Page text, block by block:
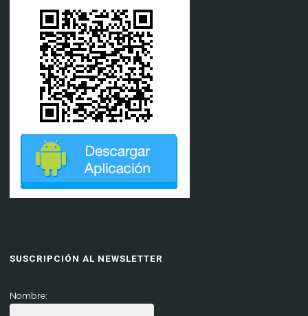
SUSCRIPCIÓN AL NEWSLETTER
Nombre: